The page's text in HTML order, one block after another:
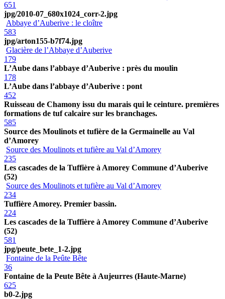
651
jpg/2010-07_680x1024_corr-2.jpg
Abbaye d’Auberive : le cloître
583
jpg/arton155-b7f74.jpg
Glacière de l’Abbaye d’Auberive
179
L’Aube dans l’abbaye d’Auberive : près du moulin
178
L’Aube dans l’abbaye d’Auberive : pont
452
Ruisseau de Chamony issu du marais qui le ceinture. premières
formations de tuf calcaire sur les branchages.
585
Source des Moulinots et tufière de la Germainelle au Val
d’Amorey
Source des Moulinots et tufière au Val d’Amorey
235
Les cascades de la Tuffière à Amorey Commune d’Auberive
(52)
Source des Moulinots et tufière au Val d’Amorey
234
Tuffière Amorey. Premier bassin.
224
Les cascades de la Tuffière à Amorey Commune d’Auberive
(52)
581
jpg/peute_bete_1-2.jpg
Fontaine de la Peûte Bête
36
Fontaine de la Peute Bête à Aujeurres (Haute-Marne)
625
b0-2.jpg